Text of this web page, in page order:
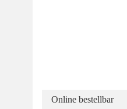
Online bestellbar